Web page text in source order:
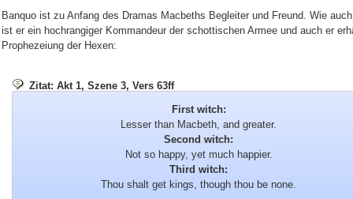
Banquo ist zu Anfang des Dramas Macbeths Begleiter und Freund. Wie
ist er ein hochrangiger Kommandeur der schottischen Armee und auch er
Prophezeiung der Hexen:
Zitat: Akt 1, Szene 3, Vers 63ff
First witch:
Lesser than Macbeth, and greater.
Second witch:
Not so happy, yet much happier.
Third witch:
Thou shalt get kings, though thou be none.